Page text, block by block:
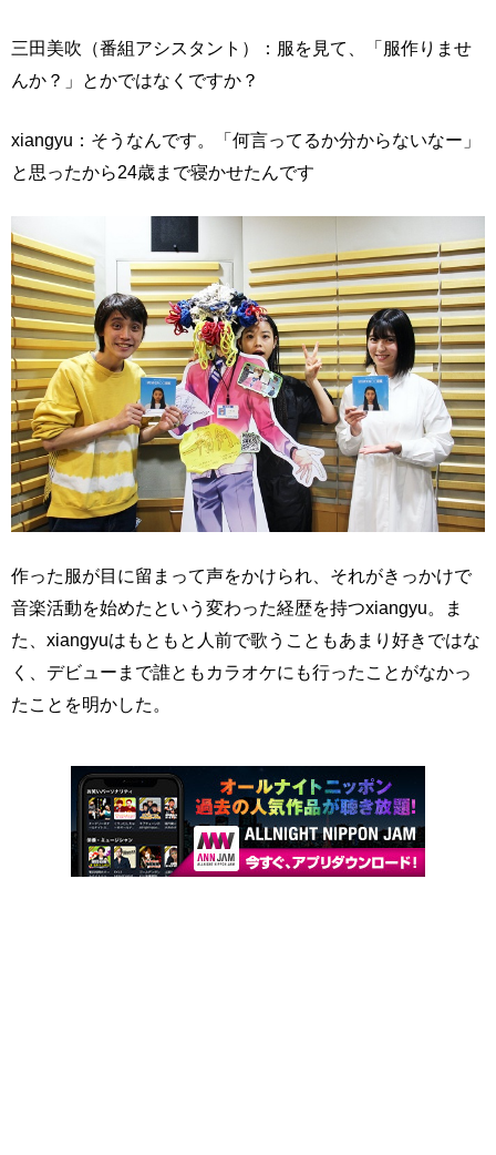
三田美吹（番組アシスタント）：服を見て、「服作りませ
んか？」とかではなくですか？
xiangyu：そうなんです。「何言ってるか分からないなー」
と思ったから24歳まで寝かせたんです
作った服が目に留まって声をかけられ、それがきっかけで
音楽活動を始めたという変わった経歴を持つxiangyu。ま
た、xiangyuはもともと人前で歌うこともあまり好きではな
く、デビューまで誰ともカラオケにも行ったことがなかっ
たことを明かした。